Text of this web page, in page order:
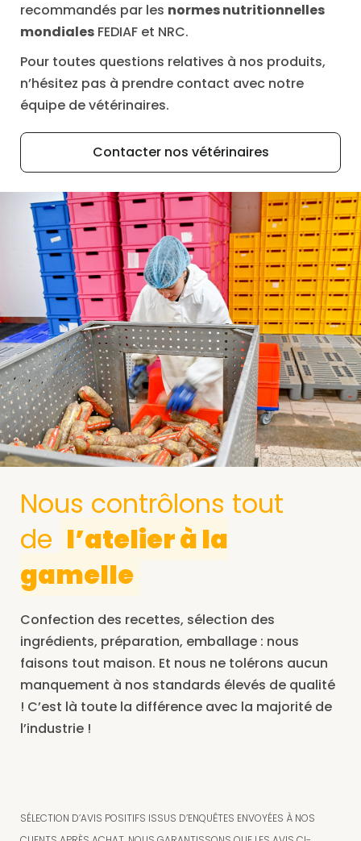
recommandés par les normes nutritionnelles
mondiales FEDIAF et NRC.
Pour toutes questions relatives à nos produits,
n’hésitez pas à prendre contact avec notre
équipe de vétérinaires.
Contacter nos vétérinaires
Nous contrôlons tout
de l’atelier à la
gamelle
Confection des recettes, sélection des
ingrédients, préparation, emballage : nous
faisons tout maison. Et nous ne tolérons aucun
manquement à nos standards élevés de qualité
! C’est là toute la différence avec la majorité de
l’industrie !
SÉLECTION D’AVIS POSITIFS ISSUS D’ENQUÊTES ENVOYÉES À NOS